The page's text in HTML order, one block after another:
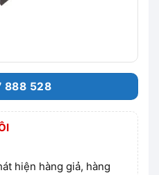
888 528
hiện hàng giả, hàng